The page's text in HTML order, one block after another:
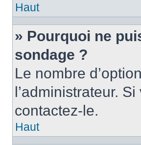
Haut
» Pourquoi ne
sondage ?
Le nombre
l’administrateur.
contactez-le.
Haut